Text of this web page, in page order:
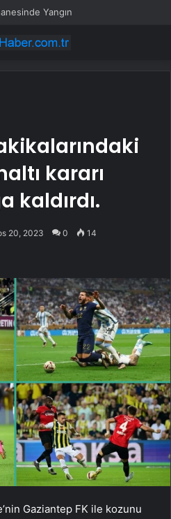
Yangın
kararı
kaldırdı.
20, 2023 0 14
Gaziantep FK ile kozunu